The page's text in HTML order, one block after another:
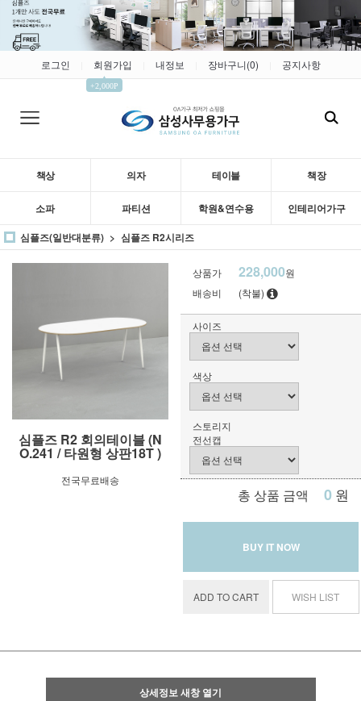
로그인 회원가입
▲
+2,000P
내정보 장바구니(0) 공지사항
책상 의자 테이블 책장
소파 파티션 학원&연수용
인테리어가구
심플즈(일반대분류)
심플즈 R2시리즈
심플즈 R2 회의테이블 (N
O.241 / 타원형 상판18T )
전국무료배송
상품가 228,000원
배송비
(착불)
사이즈
색상
스토리지
전선캡
총 상품 금액 0 원
BUY IT NOW
ADD TO CART WISH LIST
상세정보 새창 열기